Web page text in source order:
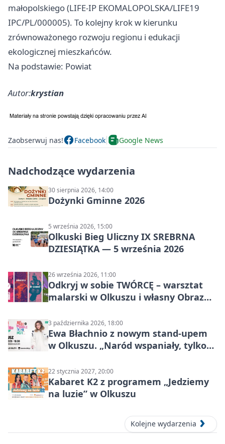
małopolskiego (LIFE-IP EKOMALOPOLSKA/LIFE19
IPC/PL/000005). To kolejny krok w kierunku
zrównoważonego rozwoju regionu i edukacji
ekologicznej mieszkańców.
Na podstawie: Powiat
Autor:krystian
Zaobserwuj nas! Facebook Google News
Nadchodzące wydarzenia
30 sierpnia 2026, 14:00
Dożynki Gminne 2026
5 września 2026, 15:00
Olkuski Bieg Uliczny IX SREBRNA
DZIESIĄTKA — 5 września 2026
26 września 2026, 11:00
Odkryj w sobie TWÓRCĘ – warsztat
malarski w Olkuszu i własny Obraz
3 października 2026, 18:00
Ewa Błachnio z nowym stand-upem
w Olkuszu. „Naród wspaniały, tylko
22 stycznia 2027, 20:00
Kabaret K2 z programem „Jedziemy
na luzie” w Olkuszu
Kolejne wydarzenia